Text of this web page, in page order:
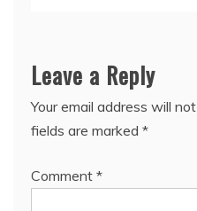
Leave a Reply
Your email address will
fields are marked *
Comment *